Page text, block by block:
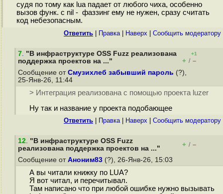
судя по тому как lua падает от любого чиха, особенно
вызов функ. с nil - фаззинг ему не нужен, сразу считать
код небезопасным.
Ответить Правка| Наверх Cообщить модератору
7. "В инфраструктуре OSS Fuzz реализована
поддержка проектов на ..."
+1
+ / –
Сообщение от Смузихлеб забывший пароль (?),
25-Янв-26, 11:44
> Интеграция реализована с помощью проекта luzer
Ну так и название у проекта подобающее
Ответить Правка| Наверх Cообщить модератору
12. "В инфраструктуре OSS Fuzz
реализована поддержка проектов на ..."
+ / –
Сообщение от Аноним83 (?), 26-Янв-26, 15:03
А вы читали книжку по LUA?
Я вот читал, и перечитывал.
Там написано что при любой ошибке нужно вызывать